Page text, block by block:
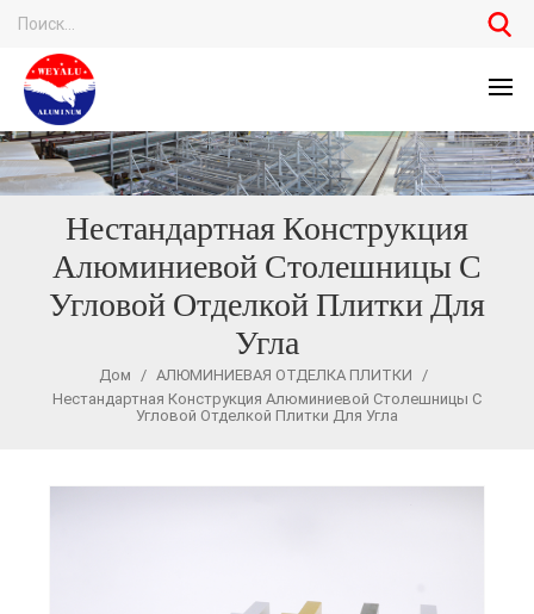
Нестандартная Конструкция
Алюминиевой Столешницы С
Угловой Отделкой Плитки Для
Угла
Дом / АЛЮМИНИЕВАЯ ОТДЕЛКА ПЛИТКИ
/
Нестандартная Конструкция Алюминиевой Столешницы С
Угловой Отделкой Плитки Для Угла